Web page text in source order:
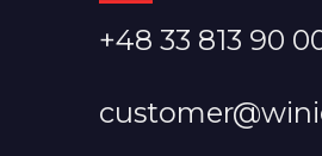
+48 33 813 90